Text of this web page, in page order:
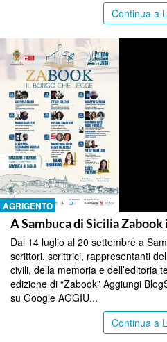
Continua a
AGRIGENTO
A Sambuca di Sicilia Zabook
Dal 14 luglio al 20 settembre a
scrittori, scrittrici, rappresentanti
civili, della memoria e dell’editoria
edizione di “Zabook” Aggiungi
su Google AGGIU...
Continua a